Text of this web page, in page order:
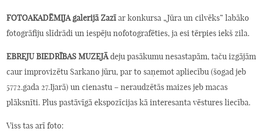
FOTOAKADĒMIJA galerijā Zazīar konkursa „Jūra un cilvēks” labāko
fotogrāfiju slīdrādi un iespēju nofotografēties, ja esi tērpies iekš zila.
EBREJU BIEDRĪBAS MUZEJĀdeju pasākumu nesastapām, taču izgājām
caur improvizētu Sarkano jūru, par to saņemot apliecību (šogad jeb
5772.gada 27.Ijarā) un cienastu – neraudzētās maizes jeb macas
plāksnīti. Plus pastāvīgā ekspozīcijas kā interesanta vēstures liecība.
Viss tas arī foto: